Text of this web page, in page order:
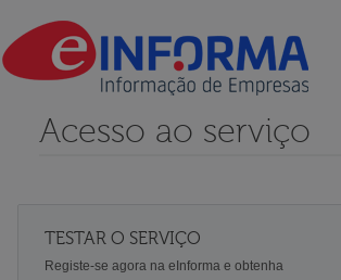
Acesso ao serviço
TESTAR O SERVIÇO
Registe-se agora na eInforma e obtenha